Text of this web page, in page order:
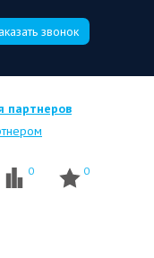
звонок
партнеров
0 0